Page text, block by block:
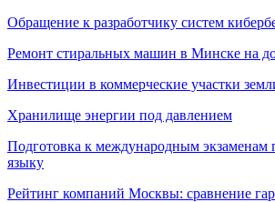
Обращение к разработчику систем
Ремонт стиральных машин в Минске на
Инвестиции в коммерческие участки
Хранилище энергии под давлением
Подготовка к международным экзаменам
языку
Рейтинг компаний Москвы: сравнение